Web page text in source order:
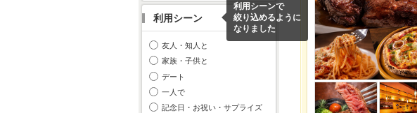
利用シーン
利用シーンで
絞り込めるように
なりました
友人・知人と
家族・子供と
デート
一人で
記念日・お祝い・サプライズ